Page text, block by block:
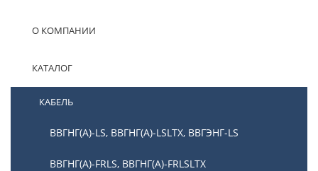
О КОМПАНИИ
КАТАЛОГ
КАБЕЛЬ
ВВГНГ(А)-LS, ВВГНГ(А)-LSLTX, ВВГЭНГ-LS
ВВГНГ(А)-FRLS, ВВГНГ(А)-FRLSLTX